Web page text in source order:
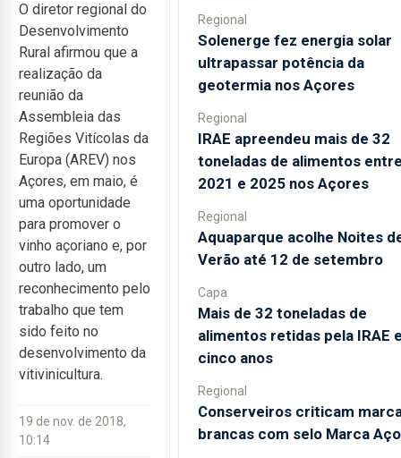
O diretor regional do
Desenvolvimento
Rural afirmou que a
realização da
reunião da
Assembleia das
Regiões Vitícolas da
Europa (AREV) nos
Açores, em maio, é
uma oportunidade
para promover o
vinho açoriano e, por
outro lado, um
reconhecimento pelo
trabalho que tem
sido feito no
desenvolvimento da
vitivinicultura.
19 de nov. de 2018,
10:14
Regional
Solenerge fez energia solar
ultrapassar potência da
geotermia nos Açores
Regional
IRAE apreendeu mais de 32
toneladas de alimentos
2021 e 2025 nos Açores
Regional
Aquaparque acolhe Noites
Verão até 12 de setembro
Capa
Mais de 32 toneladas de
alimentos retidas pela IRAE
cinco anos
Regional
Conserveiros criticam
brancas com selo Marca